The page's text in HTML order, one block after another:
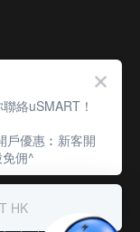
the Hong Kong
and is
Type 2 (Dealing
Type 5
Corporate
絡uSMART！
戶優惠︰新客開
佣^
HK